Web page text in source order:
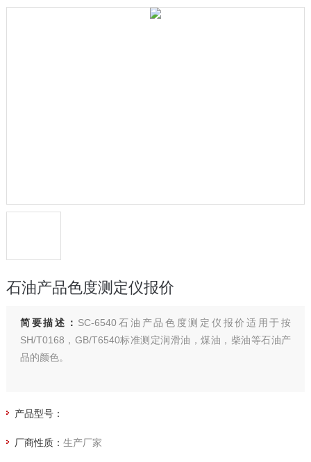
石油产品色度测定仪报价
简要描述： SC-6540石油产品色度测定仪报价适用于按
SH/T0168，GB/T6540标准测定润滑油，煤油，柴油等石油产
品的颜色。
产品型号：
厂商性质： 生产厂家